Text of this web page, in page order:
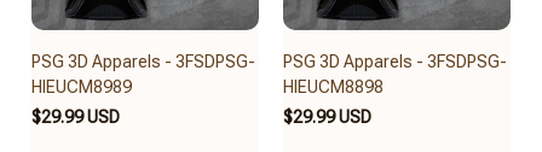
PSG 3D Apparels - 3FSDPSG-
HIEUCM8989
$29.99 USD
PSG 3D Apparels - 3FSDPSG-
HIEUCM8898
$29.99 USD